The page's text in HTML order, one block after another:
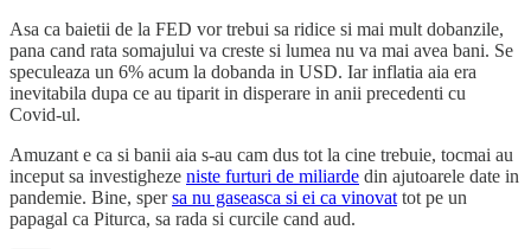
Asa ca baietii de la FED vor trebui sa ridice si mai mult dobanzile,
pana cand rata somajului va creste si lumea nu va mai avea bani. Se
speculeaza un 6% acum la dobanda in USD. Iar inflatia aia era
inevitabila dupa ce au tiparit in disperare in anii precedenti cu
Covid-ul.
Amuzant e ca si banii aia s-au cam dus tot la cine trebuie, tocmai au
inceput sa investigheze niste furturi de miliarde din ajutoarele date in
pandemie. Bine, spersa nu gaseasca si ei ca vinovat tot pe un
papagal ca Piturca, sa rada si curcile cand aud.